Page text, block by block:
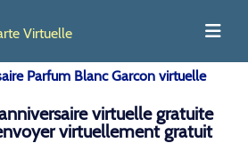
Virtuelle
Parfum Blanc Garcon virtuelle
virtuelle gratuite
virtuellement gratuit